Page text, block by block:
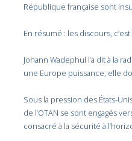
République française sont
En résumé : les discours,
Johann Wadephul l’a dit à la
une Europe puissance, elle
Sous la pression des États-
de l’OTAN se sont engagés
consacré à la sécurité à